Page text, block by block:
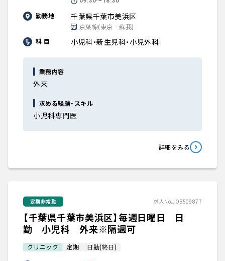
勤務地 千葉県千葉市美浜区
京葉線(東京－蘇我)
科 目
小児科・新生児科・小児外科
業務内容
外来
求める経験・スキル
小児科専門医
詳細をみる
定期非常勤 求人No.JOB509877
【千葉県千葉市美浜区】毎週日曜日 日
勤 小児科 外来※隔週可
クリニック 定期 日勤(終日)